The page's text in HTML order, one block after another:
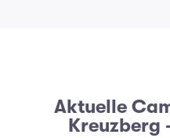
Aktuelle
Kreuzberg